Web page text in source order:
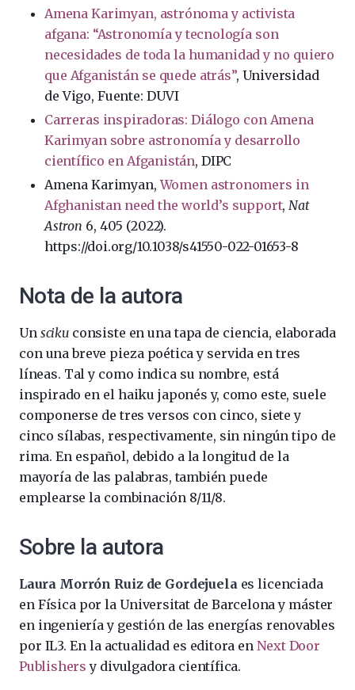
Amena Karimyan, astrónoma y activista
afgana: “Astronomía y tecnología son
necesidades de toda la humanidad y no quiero
que Afganistán se quede atrás”, Universidad
de Vigo, Fuente: DUVI
Carreras inspiradoras: Diálogo con Amena
Karimyan sobre astronomía y desarrollo
científico en Afganistán, DIPC
Amena Karimyan,Women astronomers in
Afghanistan need the world’s support,Nat
Astron 6, 405 (2022).
https://doi.org/10.1038/s41550-022-01653-8
Nota de la autora
Un scikuconsiste en una tapa de ciencia, elaborada
con una breve pieza poética y servida en tres
líneas. Tal y como indica su nombre, está
inspirado en el haiku japonés y, como este, suele
componerse de tres versos con cinco, siete y
cinco sílabas, respectivamente, sin ningún tipo de
rima. En español, debido a la longitud de la
mayoría de las palabras, también puede
emplearse la combinación 8/11/8.
Sobre la autora
Laura Morrón Ruiz de Gordejuelaes licenciada
en Física por la Universitat de Barcelona y máster
en ingeniería y gestión de las energías renovables
por IL3. En la actualidad es editora enNext Door
Publishers y divulgadora científica.